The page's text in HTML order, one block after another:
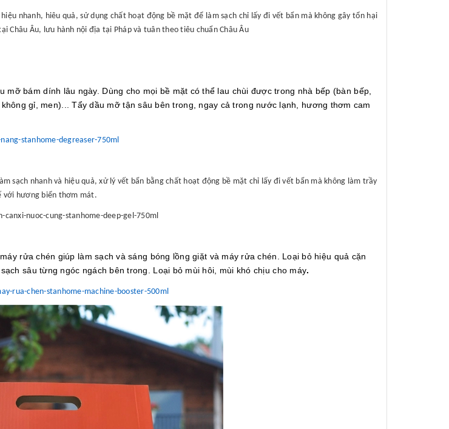
nhanh, hiêu quả, sử dụng chất hoạt động bề mặt để làm sạch chỉ lấy đi vết bẩn mà không gây tổn hại
Châu Âu, lưu hành nội địa tại Pháp và tuân theo tiêu chuẩn Châu Âu
bám dính lâu ngày. Dùng cho mọi bề mặt có thể lau chùi được trong nhà bếp (bàn bếp,
gỉ, men)...
Tẩy dầu mỡ tận sâu bên trong, ngay cả trong nước lạnh, hương thơm cam
stanhome-degreaser-750ml
sạch nhanh và hiệu quả, xử lý vết bẩn bằng chất hoạt động bề mặt chỉ lấy đi vết bẩn mà không làm trầy
với hương biển thơm mát.
nuoc-cung-stanhome-deep-gel-750ml
rửa chén giúp làm sạch và sáng bóng lồng giặt và máy rửa chén. Loại bỏ hiệu quả cặn
sâu từng ngóc ngách bên trong. Loại bỏ mùi hôi, mùi khó chịu cho máy.
rua-chen-stanhome-machine-booster-500ml